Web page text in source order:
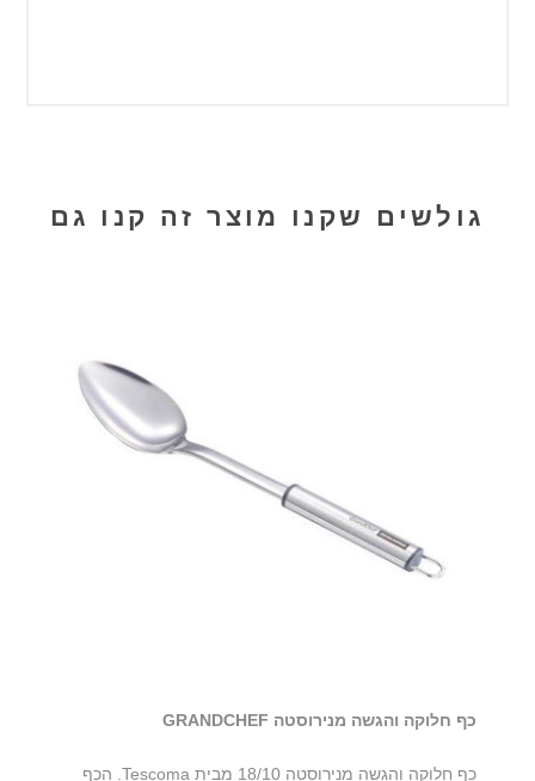
גולשים שקנו מוצר זה קנו גם
כף חלוקה והגשה מנירוסטה GRANDCHEF
כף חלוקה והגשה מנירוסטה 18/10 מבית Tescoma. הכף